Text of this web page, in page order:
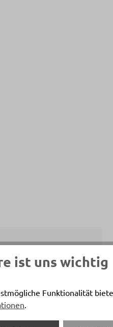
ist uns wichtig
Funktionalität